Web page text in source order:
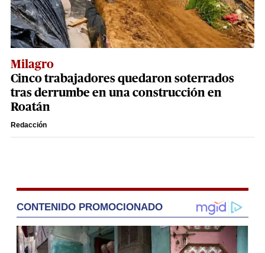
Milagro
Cinco trabajadores quedaron soterrados
tras derrumbe en una construcción en
Roatán
Redacción
CONTENIDO PROMOCIONADO